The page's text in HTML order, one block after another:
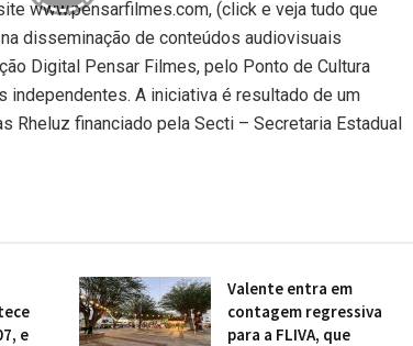
www.pensarfilmes.com, (click e veja tudo que
disseminação de conteúdos audiovisuais
Digital Pensar Filmes, pelo Ponto de Cultura
independentes. A iniciativa é resultado de um
Rheluz financiado pela Secti – Secretaria Estadual
e
Valente entra em
contagem regressiva
para a FLIVA, que